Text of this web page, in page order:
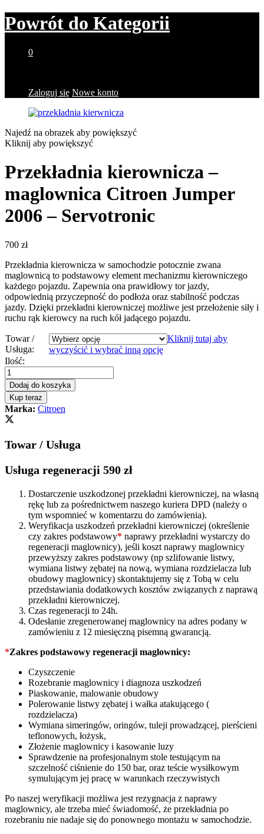
Powrót do Kategorii
0
Zaloguj się Nowe konto
Najedź na obrazek aby powiększyć
Kliknij aby powiększyć
Przekładnia kierownicza –
maglownica Citroen Jumper
2006 – Servotronic
700 zł
Przekładnia kierownicza w samochodzie potocznie zwana
maglownicą to podstawowy element mechanizmu kierowniczego
każdego pojazdu. Zapewnia ona prawidłowy tor jazdy,
odpowiednią przyczepność do podłoża oraz stabilność podczas
jazdy. Dzięki przekładni kierowniczej możliwe jest przełożenie siły i
ruchu rąk kierowcy na ruch kół jadącego pojazdu.
Towar /
Usługa:
Kliknij tutaj aby
wyczyścić i wybrać inną opcję
Przekładnia
kierownicza
-
maglownica
Citroen
Jumper
2006
Servotronic
Ilość:
Dodaj do koszyka
Kup teraz
Marka: Citroen
Towar / Usługa
Usługa regeneracji 590 zł
Dostarczenie uszkodzonej przekładni kierowniczej, na własną
rękę lub za pośrednictwem naszego kuriera DPD (należy o
tym wspomnieć w komentarzu do zamówienia).
Weryfikacja uszkodzeń przekładni kierowniczej (określenie
czy zakres podstawowy* naprawy przekładni wystarczy do
regeneracji maglownicy), jeśli koszt naprawy maglownicy
przewyższy zakres podstawowy (np szlifowanie listwy,
wymiana listwy zębatej na nową, wymiana rozdzielacza lub
obudowy maglownicy) skontaktujemy się z Tobą w celu
przedstawiania dodatkowych kosztów związanych z naprawą
przekładni kierowniczej.
Czas regeneracji to 24h.
Odesłanie zregenerowanej maglownicy na adres podany w
zamówieniu z 12 miesięczną pisemną gwarancją.
*Zakres podstawowy regeneracji maglownicy:
Czyszczenie
Rozebranie maglownicy i diagnoza uszkodzeń
Piaskowanie, malowanie obudowy
Polerowanie listwy zębatej i wałka atakującego (
rozdzielacza)
Wymiana simeringów, oringów, tuleji prowadzącej, pierścieni
teflonowych, łożysk,
Złożenie maglownicy i kasowanie luzy
Sprawdzenie na profesjonalnym stole testującym na
szczelność ciśnienie do 150 bar, oraz teście wysiłkowym
symulującym jej pracę w warunkach rzeczywistych
Po naszej weryfikacji możliwa jest rezygnacja z naprawy
maglownicy, ale trzeba mieć świadomość, że przekładnia po
rozebraniu nie nadaje się do ponownego montażu w samochodzie.